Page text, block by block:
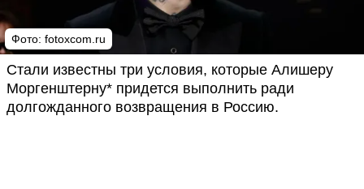
Фото: fotoxcom.ru
Стали известны три условия, которые Алишеру
Моргенштерну* придется выполнить ради
долгожданного возвращения в Россию.